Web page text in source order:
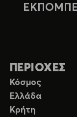
ΠΕΡΙΟΧΕΣ
Κόσμος
Ελλάδα
Κρήτη